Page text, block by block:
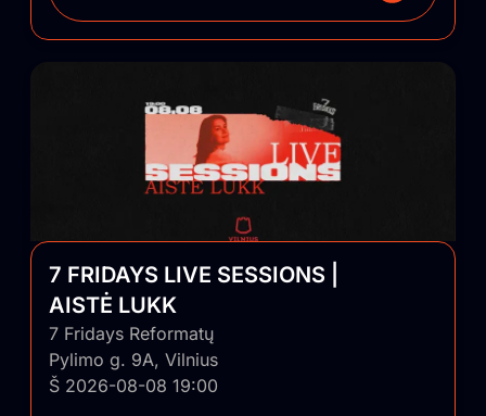
7 FRIDAYS LIVE SESSIONS |
AISTĖ LUKK
7 Fridays Reformatų
Pylimo g. 9A, Vilnius
Š 2026-08-08 19:00